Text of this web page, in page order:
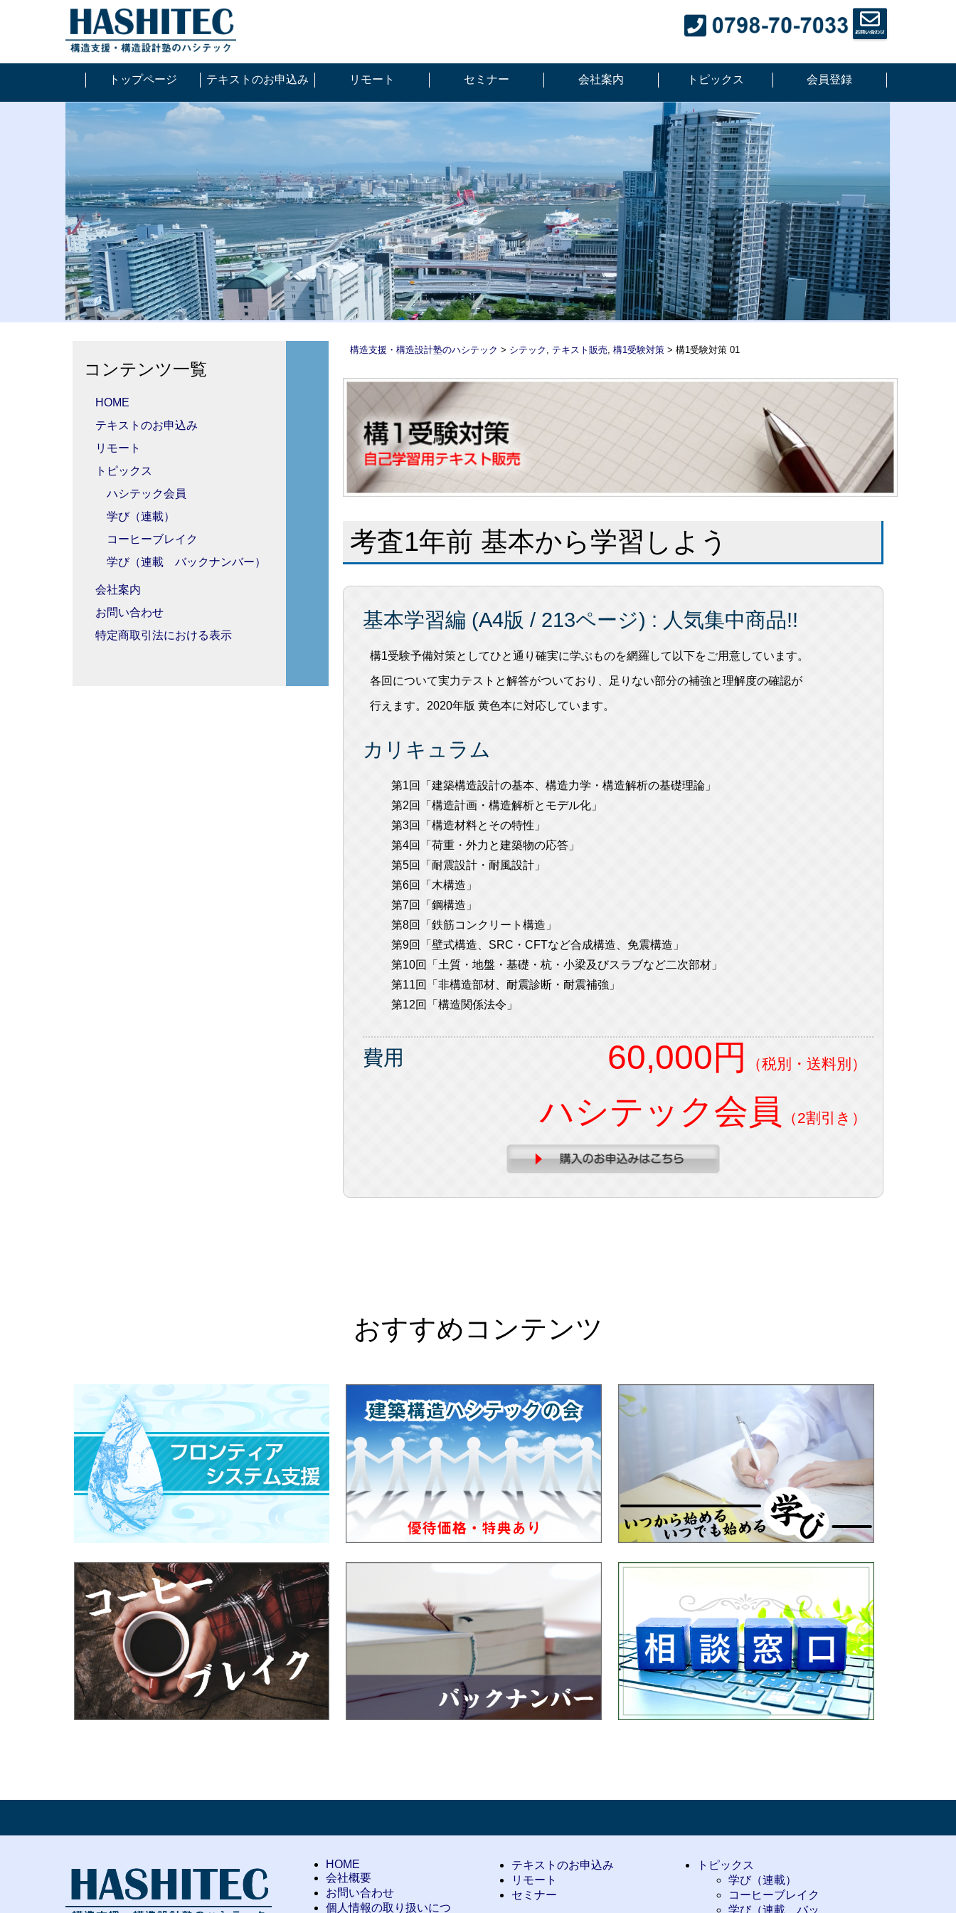
トップページ テキストのお申込み リモート セミナー 会社案内 トピックス 会員登録
構造支援・構造設計塾のハシテック > シテック テキスト販売 構1受験対策 > 構1受験対策 01
考査1年前 基本から学習しよう
基本学習編 (A4版 / 213ページ) : 人気集中商品!!
構1受験予備対策としてひと通り確実に学ぶものを網羅して以下をご用意しています。
各回について実力テストと解答がついており、足りない部分の補強と理解度の確認が
行えます。2020年版 黄色本に対応しています。
カリキュラム
第1回「建築構造設計の基本、構造力学・構造解析の基礎理論」
第2回「構造計画・構造解析とモデル化」
第3回「構造材料とその特性」
第4回「荷重・外力と建築物の応答」
第5回「耐震設計・耐風設計」
第6回「木構造」
第7回「鋼構造」
第8回「鉄筋コンクリート構造」
第9回「壁式構造、SRC・CFTなど合成構造、免震構造」
第10回「土質・地盤・基礎・杭・小梁及びスラブなど二次部材」
第11回「非構造部材、耐震診断・耐震補強」
第12回「構造関係法令」
費用 60,000円 （税別・送料別）
ハシテック会員 （2割引き）
コンテンツ一覧
HOME
テキストのお申込み
リモート
トピックス
ハシテック会員
学び（連載）
コーヒーブレイク
学び（連載 バックナンバー）
会社案内
お問い合わせ
特定商取引法における表示
おすすめコンテンツ
HOME
会社概要
お問い合わせ
個人情報の取り扱いにつ
テキストのお申込み
リモート
セミナー
トピックス
学び（連載）
コーヒーブレイク
学び（連載 バッ